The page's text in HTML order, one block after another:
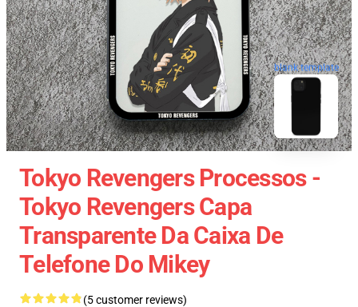
blank template
Tokyo Revengers Processos -
Tokyo Revengers Capa
Transparente Da Caixa De
Telefone Do Mikey
(5 customer reviews)